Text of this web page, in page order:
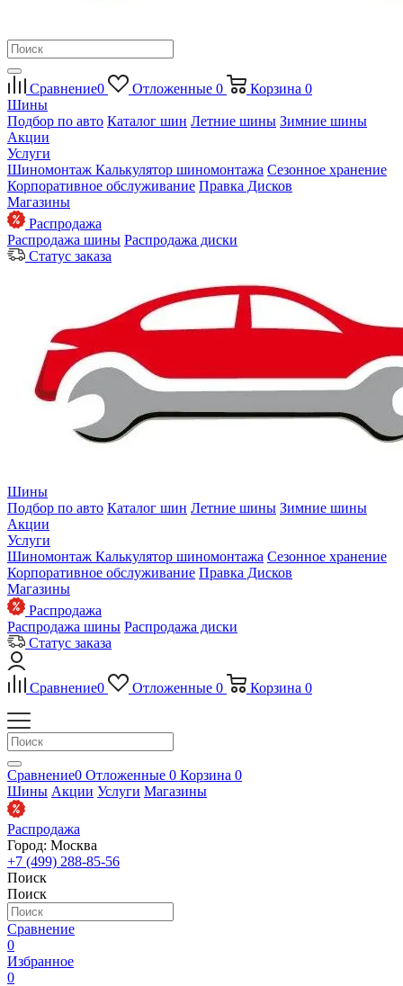
Сравнение0 Отложенные 0 Корзина 0
Шины
Подбор по авто Каталог шин Летние шины Зимние шины
Акции
Услуги
Шиномонтаж Калькулятор шиномонтажа Сезонное хранение
Корпоративное обслуживание Правка Дисков
Магазины
Распродажа
Распродажа шины Распродажа диски
Статус заказа
Шины
Подбор по авто Каталог шин Летние шины Зимние шины
Акции
Услуги
Шиномонтаж Калькулятор шиномонтажа Сезонное хранение
Корпоративное обслуживание Правка Дисков
Магазины
Распродажа
Распродажа шины Распродажа диски
Статус заказа
Сравнение0 Отложенные 0 Корзина 0
Сравнение0 Отложенные 0 Корзина 0
Шины Акции Услуги Магазины
Распродажа
Город: Москва
+7 (499) 288-85-56
Поиск
Поиск
Сравнение
0
Избранное
0